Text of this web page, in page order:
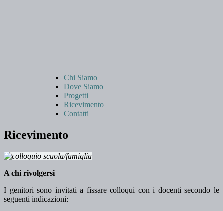
Chi Siamo
Dove Siamo
Progetti
Ricevimento
Contatti
Ricevimento
A chi rivolgersi
I genitori sono invitati a fissare colloqui con i docenti secondo le
seguenti indicazioni: